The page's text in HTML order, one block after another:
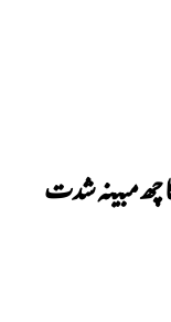
چھ مبینہ شدت